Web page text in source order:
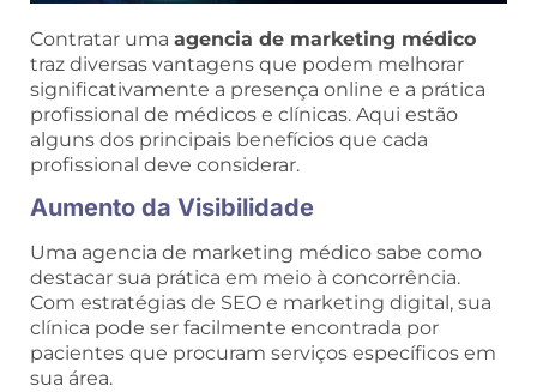
Contratar uma agencia de marketing médico
traz diversas vantagens que podem melhorar
significativamente a presença online e a prática
profissional de médicos e clínicas. Aqui estão
alguns dos principais benefícios que cada
profissional deve considerar.
Aumento da Visibilidade
Uma agencia de marketing médico sabe como
destacar sua prática em meio à concorrência.
Com estratégias de SEO e marketing digital, sua
clínica pode ser facilmente encontrada por
pacientes que procuram serviços específicos em
sua área.